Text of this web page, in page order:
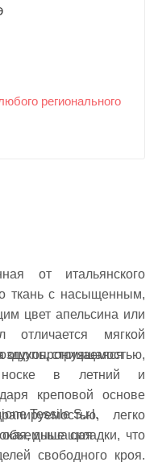
регионального
от итальянского
ткань с насыщенным,
цвет апельсина или
отличается мягкой
носке в летний и
креповой основе
легко
складки, что
свободного кроя.
ощупь, струящаяся
дышащая
Tessile S.r.l.